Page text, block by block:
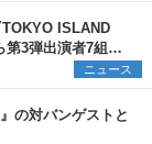
ISLAND
3弾出演者7組を
展者を募集ニュース
の対バンゲストと